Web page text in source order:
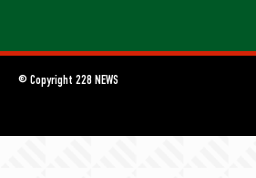
© Copyright 228 NEWS